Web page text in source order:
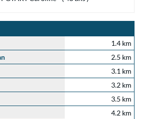
1.4 km
2.5 km
3.1 km
3.2 km
3.5 km
4.2 km